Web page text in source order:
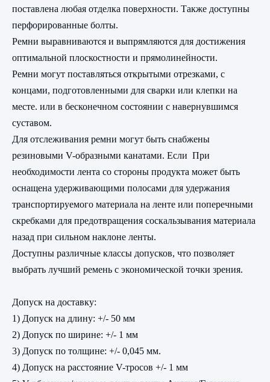
поставлена ​​любая отделка поверхности. Также доступны
перфорированные болты.
Ремни выравниваются и выпрямляются для достижения
оптимальной плоскостности и прямолинейности.
Ремни могут поставляться открытыми отрезками, с
концами, подготовленными для сварки или клепки на
месте. или в бесконечном состоянии с навернувшимся
суставом.
Для отслеживания ремни могут быть снабжены
резиновыми V-образными канатами. Если При
необходимости лента со стороны продукта может быть
оснащена удерживающими полосами для удержания
транспортируемого материала на ленте или поперечными
скребками для предотвращения соскальзывания материала
назад при сильном наклоне ленты.
Доступны различные классы допусков, что позволяет
выбрать лучший ремень с экономической точки зрения.
Допуск на доставку:
1) Допуск на длину: +/- 50 мм
2) Допуск по ширине: +/- 1 мм
3) Допуск по толщине: +/- 0,045 мм.
4) Допуск на расстояние V-тросов +/- 1 мм